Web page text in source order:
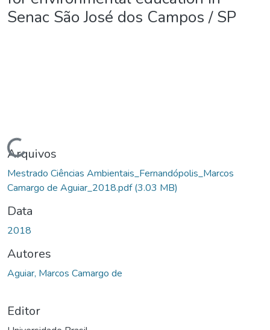
Senac São José dos Campos / SP
Carregando...
Arquivos
Mestrado Ciências Ambientais_Fernandópolis_Marcos
Camargo de Aguiar_2018.pdf(3.03 MB)
Data
2018
Autores
Aguiar, Marcos Camargo de
Editor